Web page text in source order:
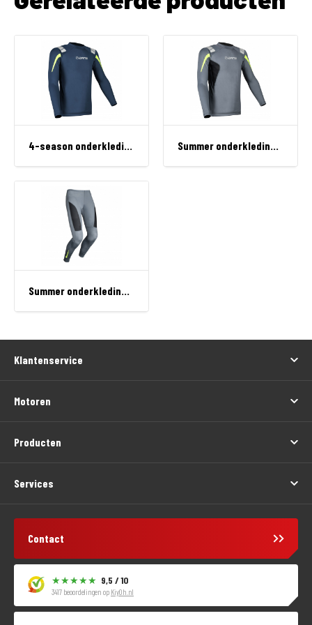
Summer onderkleding broek
Klantenservice
Motoren
Producten
Services
Contact
9,5 / 10
3417 beoordelingen op KiyOh.nl